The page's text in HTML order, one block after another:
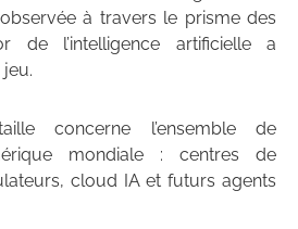
à travers le prisme des
de l’intelligence artificielle a
concerne l’ensemble de
mondiale : centres de
cloud IA et futurs agents